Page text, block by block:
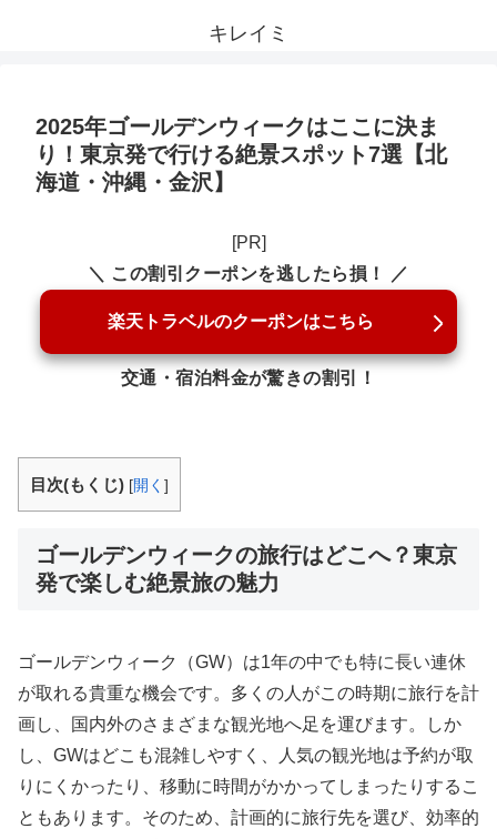
キレイミ
2025年ゴールデンウィークはここに決ま
り！東京発で行ける絶景スポット7選【北
海道・沖縄・金沢】
[PR]
＼ この割引クーポンを逃したら損！ ／
楽天トラベルのクーポンはこちら
交通・宿泊料金が驚きの割引！
目次(もくじ) [開く ]
ゴールデンウィークの旅行はどこへ？東京
発で楽しむ絶景旅の魅力
ゴールデンウィーク（GW）は1年の中でも特に長い連休
が取れる貴重な機会です。多くの人がこの時期に旅行を計
画し、国内外のさまざまな観光地へ足を運びます。しか
し、GWはどこも混雑しやすく、人気の観光地は予約が取
りにくかったり、移動に時間がかかってしまったりするこ
ともあります。そのため、計画的に旅行先を選び、効率的